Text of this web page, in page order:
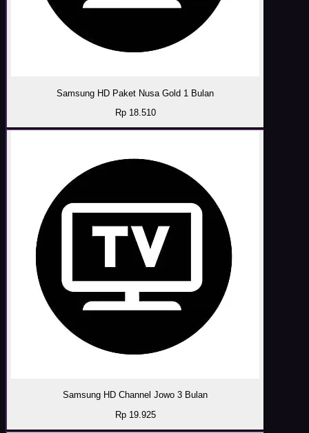
Samsung HD Paket Nusa Gold 1 Bulan
Rp 18.510
Samsung HD Channel Jowo 3 Bulan
Rp 19.925